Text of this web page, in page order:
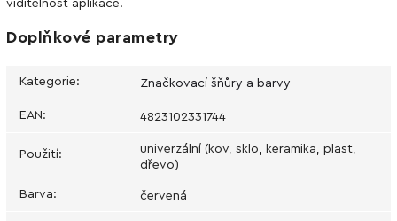
viditelnost aplikace.
Doplňkové parametry
Kategorie: Značkovací šňůry a barvy
EAN: 4823102331744
Použití:
univerzální (kov, sklo, keramika, plast,
dřevo)
Barva: červená